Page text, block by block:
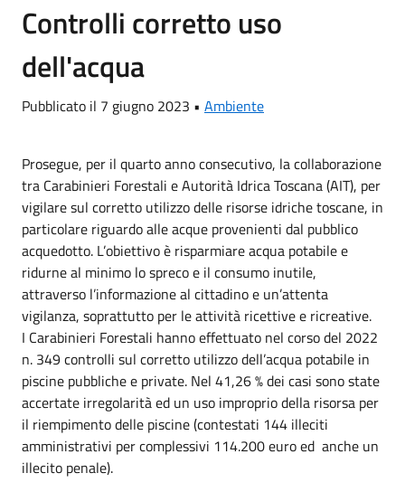
Controlli corretto uso
dell'acqua
Pubblicato il 7 giugno 2023 • Ambiente
Prosegue, per il quarto anno consecutivo, la collaborazione
tra Carabinieri Forestali e Autorità Idrica Toscana (AIT), per
vigilare sul corretto utilizzo delle risorse idriche toscane, in
particolare riguardo alle acque provenienti dal pubblico
acquedotto. L’obiettivo è risparmiare acqua potabile e
ridurne al minimo lo spreco e il consumo inutile,
attraverso l’informazione al cittadino e un’attenta
vigilanza, soprattutto per le attività ricettive e ricreative.
I Carabinieri Forestali hanno effettuato nel corso del 2022
n. 349 controlli sul corretto utilizzo dell’acqua potabile in
piscine pubbliche e private. Nel 41,26 % dei casi sono state
accertate irregolarità ed un uso improprio della risorsa per
il riempimento delle piscine (contestati 144 illeciti
amministrativi per complessivi 114.200 euro ed anche un
illecito penale).